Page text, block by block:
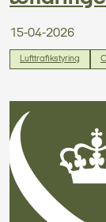
15-04-2026
Lufttrafikstyring